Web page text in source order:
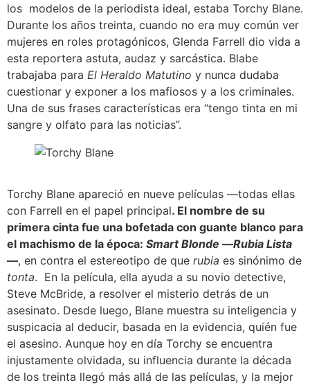
los modelos de la periodista ideal, estaba Torchy Blane.
Durante los años treinta, cuando no era muy común ver
mujeres en roles protagónicos, Glenda Farrell dio vida a
esta reportera astuta, audaz y sarcástica. Blabe
trabajaba para El Heraldo Matutino y nunca dudaba
cuestionar y exponer a los mafiosos y a los criminales.
Una de sus frases características era “tengo tinta en mi
sangre y olfato para las noticias”.
Torchy Blane apareció en nueve películas —todas ellas
con Farrell en el papel principal. El nombre de su
primera cinta fue una bofetada con guante blanco para
el machismo de la época: Smart Blonde —Rubia Lista
—, en contra el estereotipo de que rubia es sinónimo de
tonta. En la película, ella ayuda a su novio detective,
Steve McBride, a resolver el misterio detrás de un
asesinato. Desde luego, Blane muestra su inteligencia y
suspicacia al deducir, basada en la evidencia, quién fue
el asesino. Aunque hoy en día Torchy se encuentra
injustamente olvidada, su influencia durante la década
de los treinta llegó más allá de las películas, y la mejor